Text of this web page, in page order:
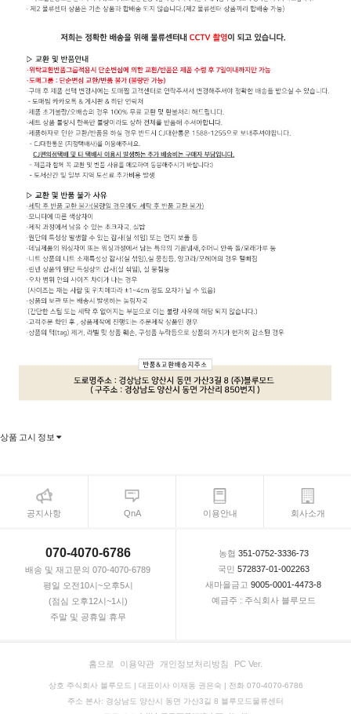
상품 고시 정보
공지사항 QnA 이용안내 회사소개
070-4070-6786
배송 및 재고문의 070-4070-6789
평일 오전10시~오후5시
(점심 오후12시~1시)
주말 및 공휴일 휴무
농협 351-0752-3336-73
국민 572837-01-002263
새마을금고 9005-0001-4473-8
예금주 : 주식회사 블루모드
홈으로 이용약관 개인정보처리방침 PC Ver.
상호 주식회사 블루모드 | 대표이사 이재동 권은숙 | 전화 070-4070-6786
주소 본사: 경상남도 양산시 동면 가산3길 8 블루모드물류센터